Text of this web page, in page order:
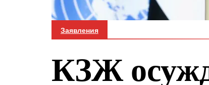
Заявления
КЗЖ